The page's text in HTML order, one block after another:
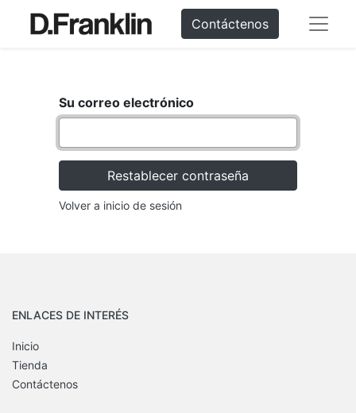
Contáctenos
Su correo electrónico
Restablecer contraseña
Volver a inicio de sesión
ENLACES DE INTERÉS
Inicio
Tienda
Contáctenos